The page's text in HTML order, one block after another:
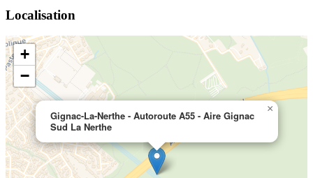
Localisation
Gignac-La-Nerthe - Autoroute A55 - Aire Gignac
Sud La Nerthe
×
+
−